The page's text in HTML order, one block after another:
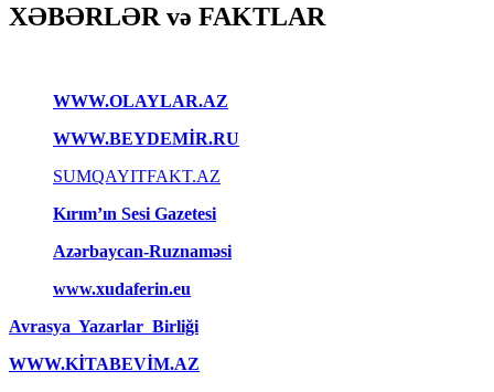
XƏBƏRLƏR və FAKTLAR
WWW.OLAYLAR.AZ
WWW.BEYDEMİR.RU
SUMQAYITFAKT.AZ
Kırım’ın Sesi Gazetesi
Azərbaycan-Ruznaməsi
www.xudaferin.eu
Avrasya Yazarlar Birliği
WWW.KİTABEVİM.AZ